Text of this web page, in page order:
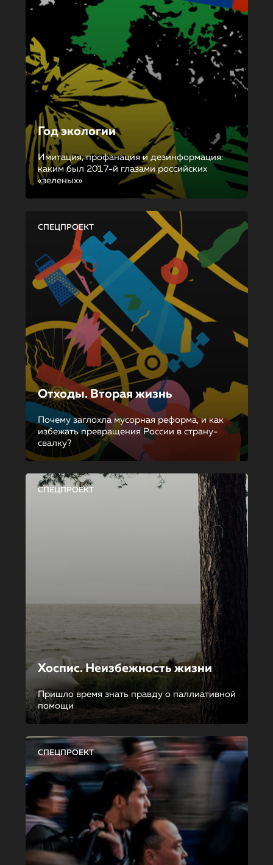
Год экологии
Имитация, профанация и дезинформация:
каким был 2017-й глазами российских
«зеленых»
СПЕЦПРОЕКТ
Отходы. Вторая жизнь
Почему заглохла мусорная реформа, и как
избежать превращения России в страну-
свалку?
СПЕЦПРОЕКТ
Хоспис. Неизбежность жизни
Пришло время знать правду о паллиативной
помощи
СПЕЦПРОЕКТ